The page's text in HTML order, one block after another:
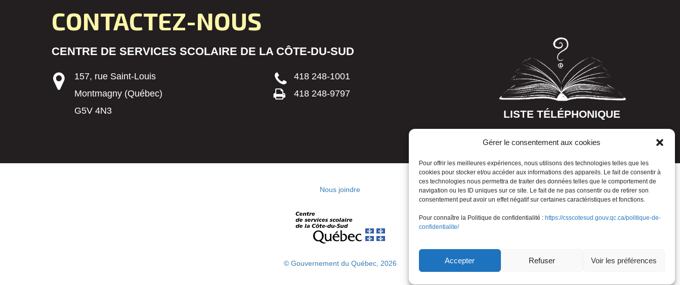
Gérer le consentement aux cookies
Pour offrir les meilleures expériences, nous utilisons des technologies telles que les
cookies pour stocker et/ou accéder aux informations des appareils. Le fait de consentir à
ces technologies nous permettra de traiter des données telles que le comportement de
navigation ou les ID uniques sur ce site. Le fait de ne pas consentir ou de retirer son
consentement peut avoir un effet négatif sur certaines caractéristiques et fonctions.
Pour connaître la Politique de confidentialité : https://csscotesud.gouv.qc.ca/politique-de-
confidentialite/
Accepter Refuser Voir les préférences
CONTACTEZ-NOUS
CENTRE DE SERVICES SCOLAIRE DE LA CÔTE-DU-SUD
157, rue Saint-Louis
Montmagny (Québec)
G5V 4N3
418 248-1001
418 248-9797
LISTE TÉLÉPHONIQUE
Nous joindre
© Gouvernement du Québec, 2026